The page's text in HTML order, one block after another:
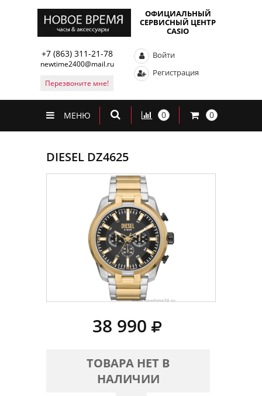
ОФИЦИАЛЬНЫЙ
СЕРВИСНЫЙ ЦЕНТР
CASIO
+7 (863) 311-21-78
newtime2400@mail.ru
Перезвоните мне!
Войти
Регистрация
МЕНЮ 0 0
DIESEL DZ4625
38 990
ТОВАРА НЕТ В
НАЛИЧИИ